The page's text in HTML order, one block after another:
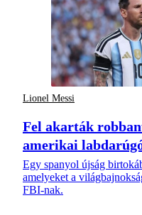
Lionel Messi
Fel akarták
amerikai
Egy spanyol újság
amelyeket a
FBI-nak.